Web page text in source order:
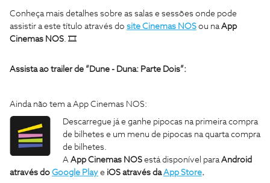
Conheça mais detalhes sobre as salas e sessões onde pode
assistir a este título através do site Cinemas NOS ou naApp
Cinemas NOS. 🎞
Assista ao trailer de “Dune - Duna: Parte Dois”:
Ainda não tem a App Cinemas NOS:
Descarregue já e ganhe pipocas na primeira compra
de bilhetes e um menu de pipocas na quarta compra
de bilhetes.
A App Cinemas NOS está disponível paraAndroid
através do Google Play e iOS através daApp Store.